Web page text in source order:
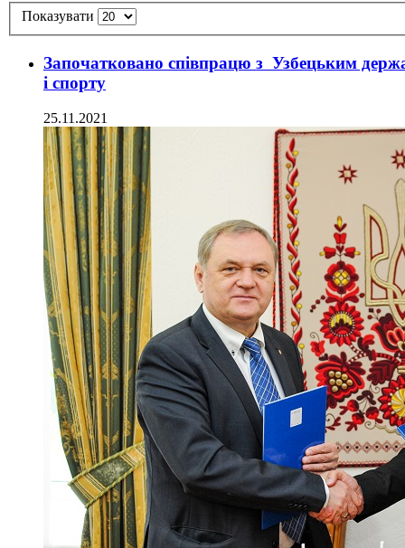
Показувати
Започатковано співпрацю з Узбецьким
і спорту
25.11.2021